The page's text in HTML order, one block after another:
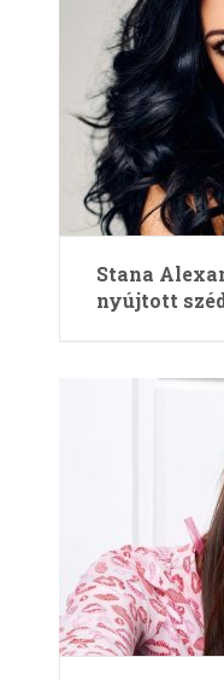
Stana
nyújtott